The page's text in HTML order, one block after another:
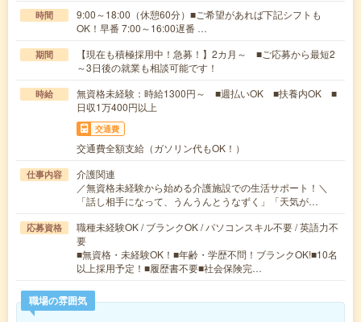
時間
9:00～18:00（休憩60分）■ご希望があれば下記シフトも
OK！早番 7:00～16:00遅番 …
期間
【現在も積極採用中！急募！】2カ月～ ■ご応募から最短2
～3日後の就業も相談可能です！
時給
無資格未経験：時給1300円～ ■週払いOK ■扶養内OK ■
日収1万400円以上
交通費
交通費全額支給（ガソリン代もOK！）
仕事内容
介護関連
／無資格未経験から始める介護施設での生活サポート！＼
「話し相手になって、うんうんとうなずく」「天気が…
応募資格
職種未経験OK / ブランクOK / パソコンスキル不要 / 英語力不
要
■無資格・未経験OK！■年齢・学歴不問！ブランクOK!■10名
以上採用予定！■履歴書不要■社会保険完…
職場の雰囲気